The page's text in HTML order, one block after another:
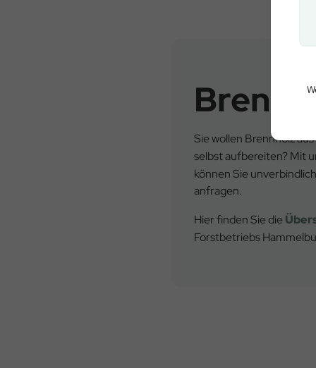
Sie wollen Brennholz
selbst aufbereiten? Mit
können Sie
anfragen.
Hier finden Sie die
Forstbetriebs